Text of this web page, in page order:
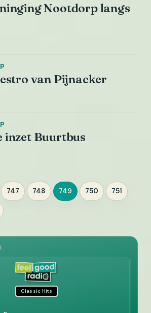
Nootdorp langs
van Pijnacker
inzet Buurtbus
Berichten
paginering
Pagina
747 Pagina
748 Pagina
749 Pagina
750 Pagina
751
Classic Hits